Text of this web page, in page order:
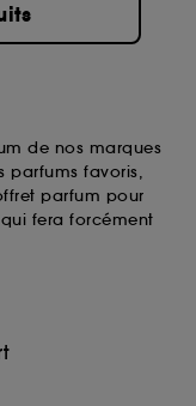
de nos marques
parfums favoris,
parfum pour
fera forcément